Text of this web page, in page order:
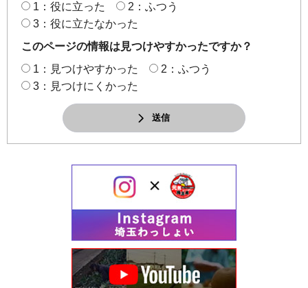
1：役に立った
2：ふつう
3：役に立たなかった
このページの情報は見つけやすかったですか？
1：見つけやすかった
2：ふつう
3：見つけにくかった
送信